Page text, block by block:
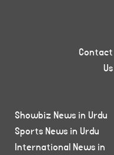
Contact
Us
Showbiz News in Urdu
Sports News in Urdu
International News in